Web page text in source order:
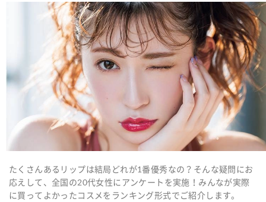
たくさんあるリップは結局どれが1番優秀なの？そんな疑問にお
応えして、全国の20代女性にアンケートを実施！みんなが実際
に買ってよかったコスメをランキング形式でご紹介します。